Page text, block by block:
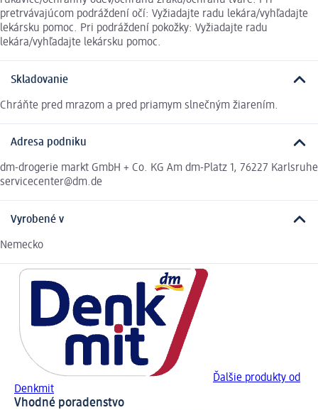
pretrvávajúcom podráždení očí: Vyžiadajte radu lekára/vyhľadajte
lekársku pomoc. Pri podráždení pokožky: Vyžiadajte radu
lekára/vyhľadajte lekársku pomoc.
Skladovanie
Chráňte pred mrazom a pred priamym slnečným žiarením.
Adresa podniku
dm-drogerie markt GmbH + Co. KG Am dm-Platz 1, 76227 Karlsruhe
servicecenter@dm.de
Vyrobené v
Nemecko
Ďalšie produkty od
Denkmit
Vhodné poradenstvo